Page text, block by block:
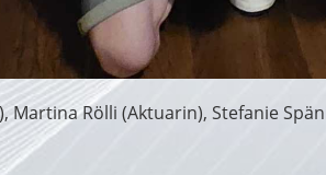
Martina Rölli (Aktuarin), Stefanie